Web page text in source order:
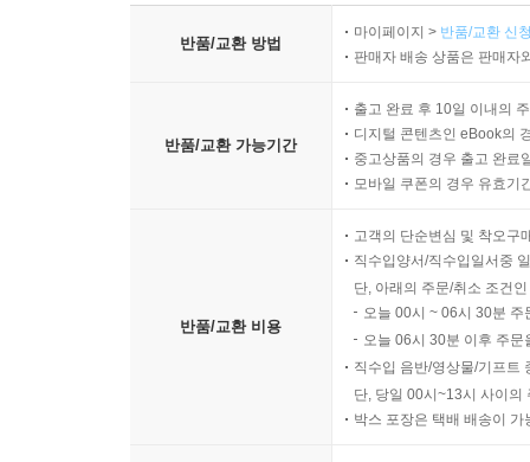
반품/교환 방법
마이페이지 > 반품/교환 신
판매자 배송 상품은 판매자
반품/교환 가능기간
출고 완료 후 10일 이내의
디지털 콘텐츠인 eBook의
중고상품의 경우 출고 완료
모바일 쿠폰의 경우 유효기
반품/교환 비용
고객의 단순변심 및 착오구
직수입양서/직수입일서중
단, 아래의 주문/취소 조건
오늘 00시 ~ 06시 30분
오늘 06시 30분 이후 주
직수입 음반/영상물/기프트
단, 당일 00시~13시 사이의
박스 포장은 택배 배송이